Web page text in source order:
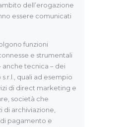
dell’erogazione
essere comunicati
funzioni
e strumentali
anche tecnica – dei
quali ad esempio
di direct marketing e
società che
di archiviazione,
pagamento e